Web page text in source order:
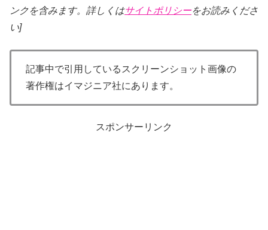
ンクを含みます。詳しくはサイトポリシーをお読みくださ
い]
記事中で引用しているスクリーンショット画像の
著作権はイマジニア社にあります。
スポンサーリンク